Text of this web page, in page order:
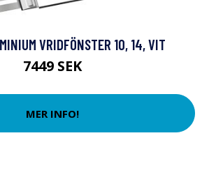
VRIDFÖNSTER 10, 14, VIT
7449 SEK
MER INFO!